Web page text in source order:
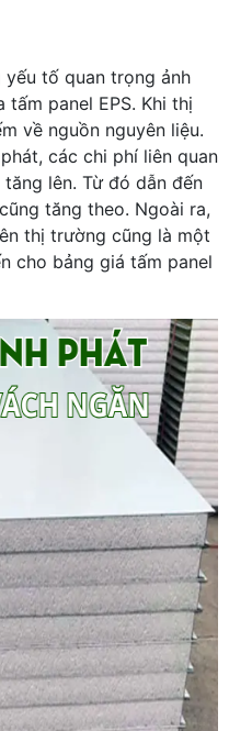
tố quan trọng ảnh
panel EPS. Khi thị
về nguồn nguyên liệu.
các chi phí liên quan
lên. Từ đó dẫn đến
tăng theo. Ngoài ra,
thị trường cũng là một
cho bảng giá tấm panel